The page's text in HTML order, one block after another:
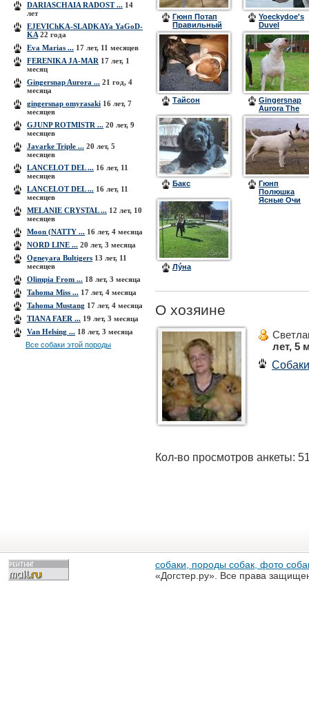
DARIASCHAIA RADOST ... 14
лет
EJEVIChKA-SLADKAYa YaGoD-
KA 22 года
Eva Marias ... 17 лет, 11 месяцев
FERENIKA JA-MAR 17 лет, 1
месяц
Gingersnap Aurora ... 21 год, 4
месяца
gingersnap omyrasaki 16 лет, 7
месяцев
GJUNP ROTMISTR ... 20 лет, 9
месяцев
Javarke Triple ... 20 лет, 5
месяцев
LANCELOT DEL ... 16 лет, 11
месяцев
LANCELOT DEL ... 16 лет, 11
месяцев
MELANIE CRYSTAL ... 12 лет, 10
месяцев
Moon (NATTY ... 16 лет, 4 месяца
NORD LINE ... 20 лет, 3 месяца
Ogneyara Bultigers 13 лет, 11
месяцев
Olimpia From ... 18 лет, 3 месяца
Tahoma Miss ... 17 лет, 4 месяца
Tahoma Mustang 17 лет, 4 месяца
TIANA FAER ... 19 лет, 3 месяца
Van Helsing ... 18 лет, 3 месяца
Все собаки этой породы
Гюнп Потап
Правильный
Пацан
Yoeckydoe's
Duvel
Тайсон
Gingersnap
Aurora The
Tender sun
Бакс
Гюнп
Полюшка
Ясные Очи
Лýна
О хозяине
лет, 5
Собаки
Кол-во просмотров анкеты:
собаки, породы собак, фото
«Догстер.ру». Все права